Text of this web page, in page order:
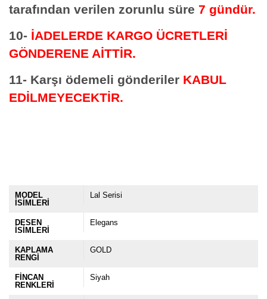
tarafından verilen zorunlu süre 7 gündür.
10- İADELERDE KARGO ÜCRETLERİ
GÖNDERENE AİTTİR.
11- Karşı ödemeli gönderiler KABUL
EDİLMEYECEKTİR.
MODEL
İSİMLERİ
Lal Serisi
DESEN
İSİMLERİ
Elegans
KAPLAMA
RENGİ
GOLD
FİNCAN
RENKLERİ
Siyah